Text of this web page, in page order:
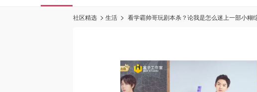
社区精选 生活 看学霸帅哥玩剧本杀？论我是怎么迷上一部小